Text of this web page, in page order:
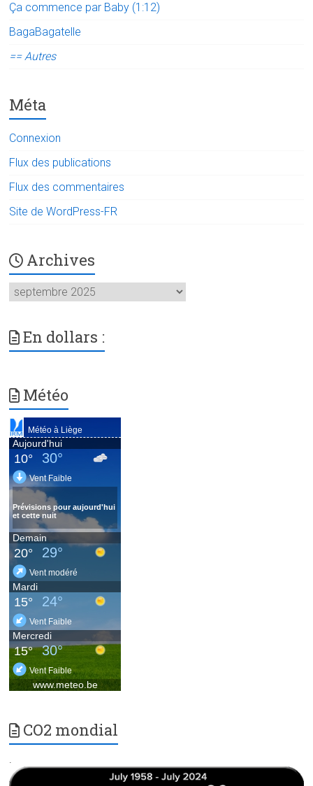
Ça commence par Baby (1:12)
BagaBagatelle
== Autres
Méta
Connexion
Flux des publications
Flux des commentaires
Site de WordPress-FR
Archives
Archives
En dollars :
Météo
CO2 mondial
.